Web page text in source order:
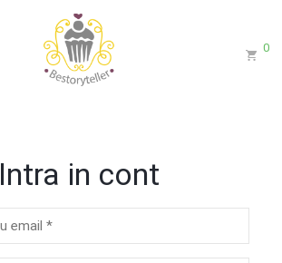
0
Intra in cont